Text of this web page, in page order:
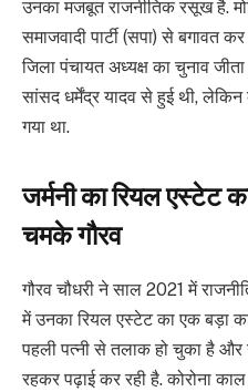
उनका मजबूत राजनीतिक रसूख है.
समाजवादी पार्टी (सपा) से बगावत
जिला पंचायत अध्यक्ष का चुनाव
सांसद धर्मेंद्र यादव से हुई थी,
गया था.
जर्मनी का रियल एस्टेट
चमके गौरव
गौरव चौधरी ने साल 2021 में
में उनका रियल एस्टेट का एक बड़ा
पहली पत्नी से तलाक हो चुका है और
रहकर पढ़ाई कर रही है. कोरोना